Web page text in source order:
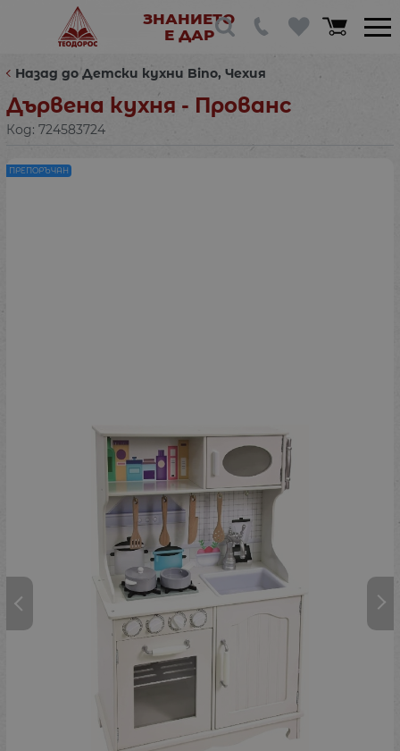
ЗНАНИЕТО
Е ДАР
Назад до Детски кухни Bino, Чехия
Дървена кухня - Прованс
Код: 724583724
ПРЕПОРЪЧАН